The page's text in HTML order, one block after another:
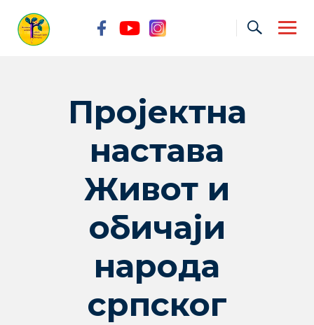
content
Пројектна
настава
Живот и
обичаји
народа
српског